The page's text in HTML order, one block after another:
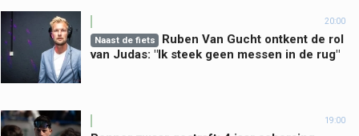
20:00
Naast de fiets
Ruben Van Gucht ontkent de rol
van Judas: "Ik steek geen messen in de rug"
19:00